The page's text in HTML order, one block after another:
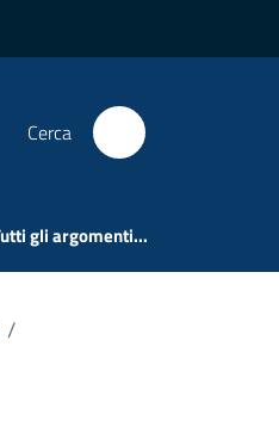
Cerca
gli argomenti...
/